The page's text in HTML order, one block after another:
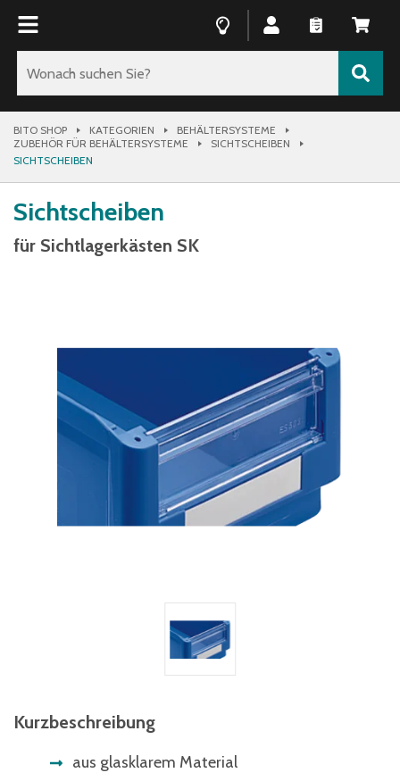
BITO SHOP KATEGORIEN
BEHÄLTERSYSTEME
ZUBEHÖR FÜR BEHÄLTERSYSTEME
SICHTSCHEIBEN
SICHTSCHEIBEN
Sichtscheiben
für Sichtlagerkästen SK
Kurzbeschreibung
aus glasklarem Material